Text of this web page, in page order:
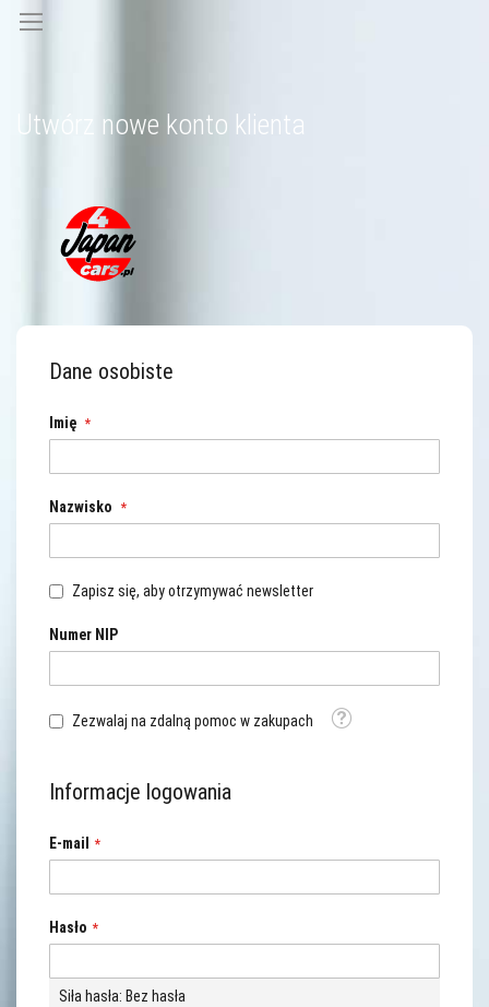
Utwórz nowe konto klienta
Dane osobiste
Imię
Nazwisko
Zapisz się, aby otrzymywać newsletter
Numer NIP
Zezwalaj na zdalną pomoc w zakupach Tooltip
Informacje logowania
E-mail
Hasło
Siła hasła: Bez hasła